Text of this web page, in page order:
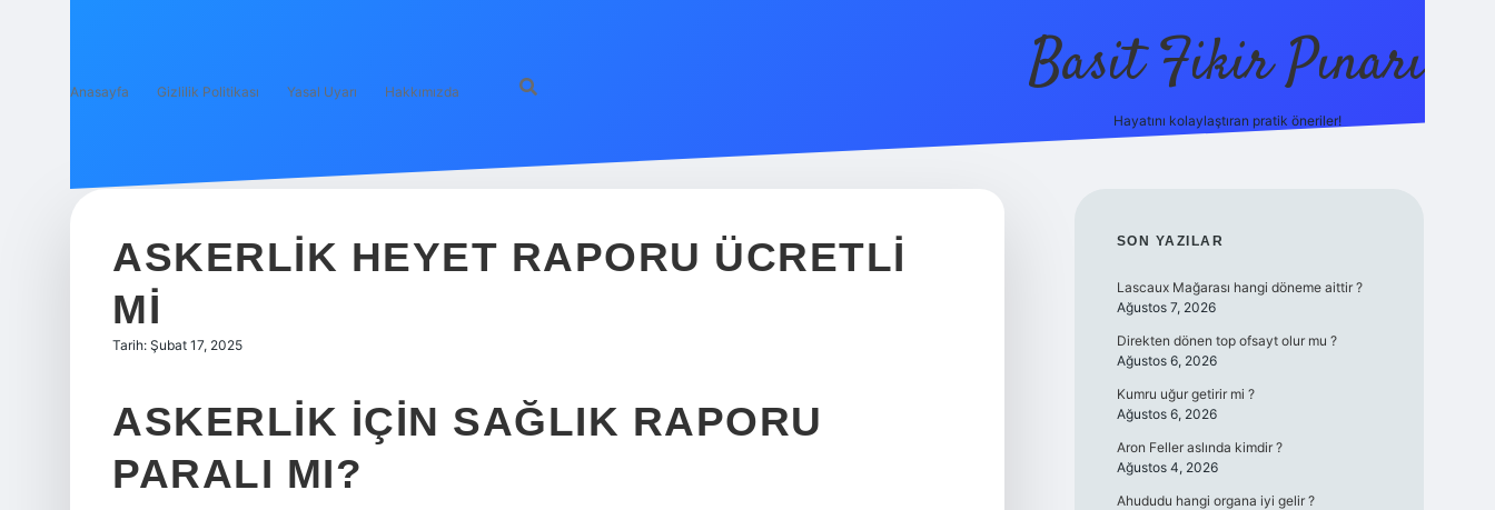
Anasayfa Gizlilik Politikası Yasal Uyarı Hakkımızda Basit Fikir Pınarı
Hayatını kolaylaştıran pratik öneriler!
ASKERLIK HEYET RAPORU ÜCRETLI
MI
Tarih: Şubat 17, 2025
ASKERLIK IÇIN SAĞLIK RAPORU
PARALI MI?
SIDEBAR
SON YAZILAR
Lascaux Mağarası hangi döneme aittir ?
Ağustos 7, 2026
Direkten dönen top ofsayt olur mu ?
Ağustos 6, 2026
Kumru uğur getirir mi ?
Ağustos 6, 2026
Aron Feller aslında kimdir ?
Ağustos 4, 2026
Ahududu hangi organa iyi gelir ?